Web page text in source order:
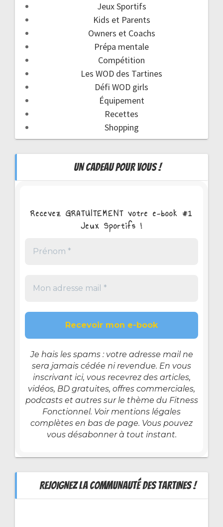
Jeux Sportifs
Kids et Parents
Owners et Coachs
Prépa mentale
Compétition
Les WOD des Tartines
Défi WOD girls
Équipement
Recettes
Shopping
UN CADEAU POUR VOUS !
Recevez GRATUITEMENT votre e-book #1
Jeux Sportifs !
Je hais les spams : votre adresse mail ne
sera jamais cédée ni revendue. En vous
inscrivant ici, vous recevrez des articles,
vidéos, BD gratuites, offres commerciales,
podcasts et autres sur le thème du Fitness
Fonctionnel. Voir mentions légales
complètes en bas de page. Vous pouvez
vous désabonner à tout instant.
REJOIGNEZ LA COMMUNAUTÉ DES TARTINES !